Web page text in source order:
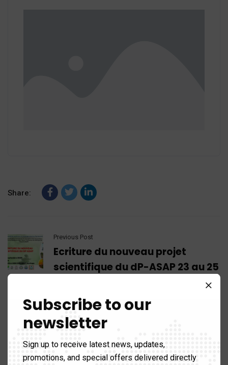
Share:
Previous Post
Ecriture du nouveau projet
scientifique du dP-ASAP 23 au 25
Next Post
4e journée vulgarisation des
résultats de recherche
Subscribe to our
newsletter
Sign up to receive latest news, updates,
promotions, and special offers delivered directly